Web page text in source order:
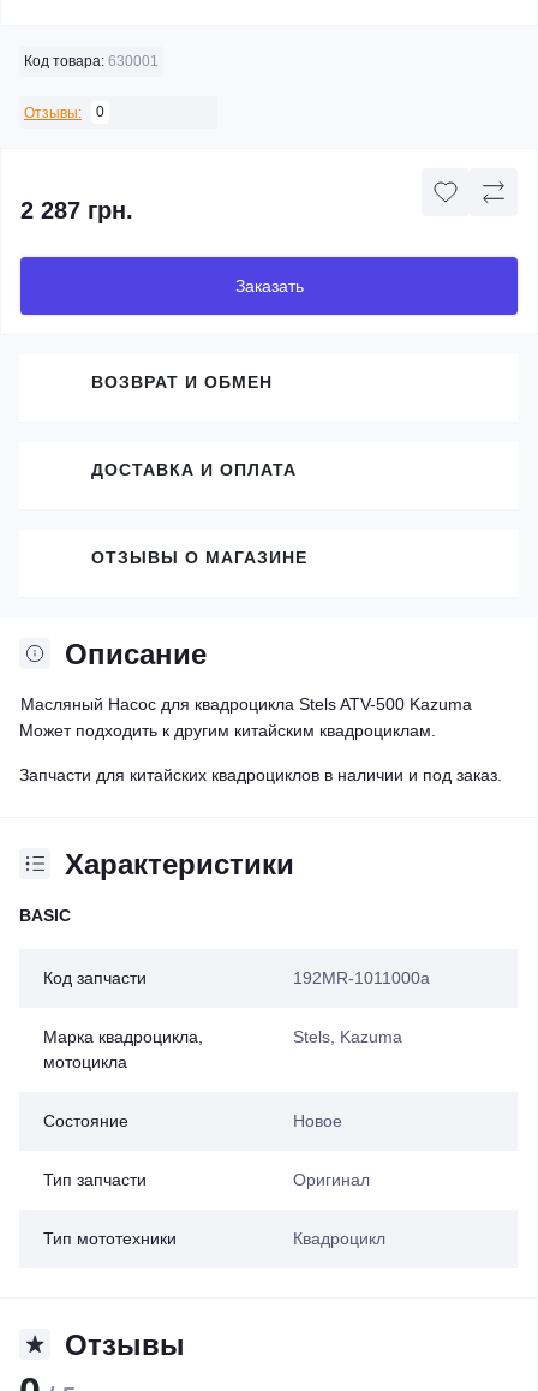
Код товара: 630001
Отзывы: 0
2 287 грн.
Заказать
Описание
Масляный Насос для квадроцикла Stels ATV-500 Kazuma
Может подходить к другим китайским квадроциклам.
Запчасти для китайских квадроциклов в наличии и под заказ.
Характеристики
BASIC
Код запчасти 192MR-1011000a
Марка квадроцикла,
мотоцикла
Stels, Kazuma
Состояние Новое
Тип запчасти Оригинал
Тип мототехники Квадроцикл
Отзывы
ВОЗВРАТ И ОБМЕН
ДОСТАВКА И ОПЛАТА
ОТЗЫВЫ О МАГАЗИНЕ